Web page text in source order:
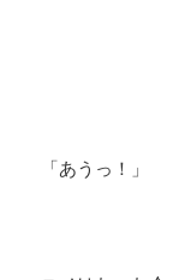
「あうっ！」